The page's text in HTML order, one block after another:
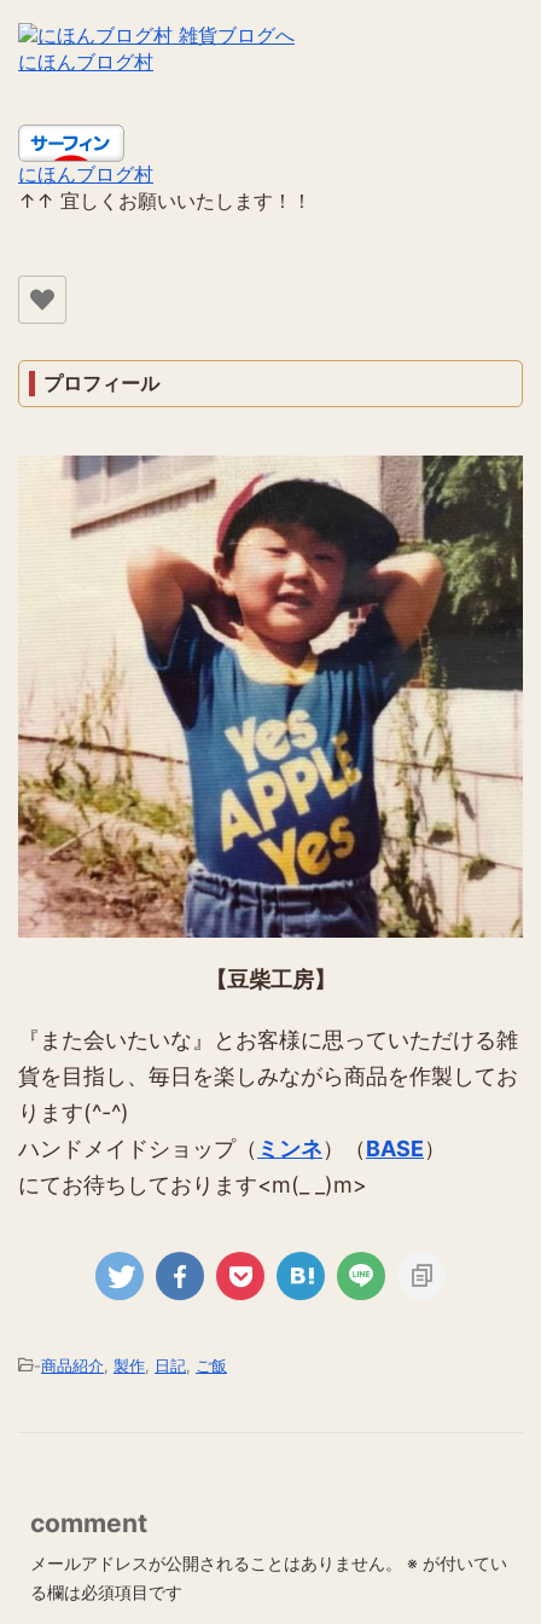
にほんブログ村
にほんブログ村
↑↑ 宜しくお願いいたします！！
プロフィール
【豆柴工房】
『また会いたいな』とお客様に思っていただける雑
貨を目指し、毎日を楽しみながら商品を作製してお
ります(^-^)
ハンドメイドショップ（ ミンネ）（BASE）
にてお待ちしております<m(_ _)m>
-商品紹介 製作 日記 ご飯
comment
メールアドレスが公開されることはありません。 ※ が付いてい
る欄は必須項目です